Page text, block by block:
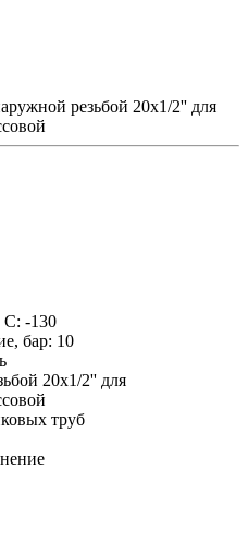
резьбой 20х1/2'' для
С: -130
бар: 10
20х1/2'' для
труб